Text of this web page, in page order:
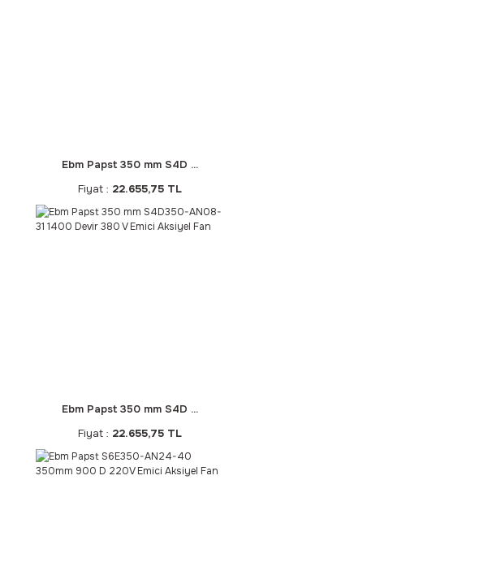
Ebm Papst 350 mm S4D ...
Fiyat : 22.655,75 TL
Ebm Papst 350 mm S4D ...
Fiyat : 22.655,75 TL